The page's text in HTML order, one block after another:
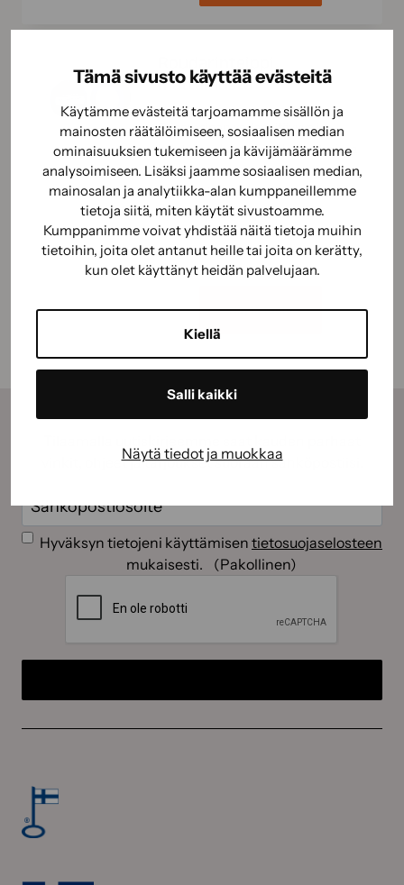
Tämä sivusto käyttää evästeitä
Käytämme evästeitä tarjoamamme sisällön ja
mainosten räätälöimiseen, sosiaalisen median
ominaisuuksien tukemiseen ja kävijämäärämme
analysoimiseen. Lisäksi jaamme sosiaalisen median,
mainosalan ja analytiikka-alan kumppaneillemme
tietoja siitä, miten käytät sivustoamme.
Kumppanimme voivat yhdistää näitä tietoja muihin
tietoihin, joita olet antanut heille tai joita on kerätty,
kun olet käyttänyt heidän palvelujaan.
Kiellä
Salli kaikki
Näytä tiedot ja muokkaa
Roudarinteippi
mattamusta
Erinomainen vedenpitävyys ja
kulutuksenkestävyys. Irrotettavissa
jälkikäteen.
Luonnonkumiliima, joka tarttuu
hyvin, ei jätä liimajäämiä.
Näytä tuote
vinkit, ohjeet ja tarjoukset suoraan sähköpostiisi.
Suostumus (Pakollinen)
Hyväksyn tietojeni käyttämisen tietosuojaselosteen
mukaisesti.
(Pakollinen)